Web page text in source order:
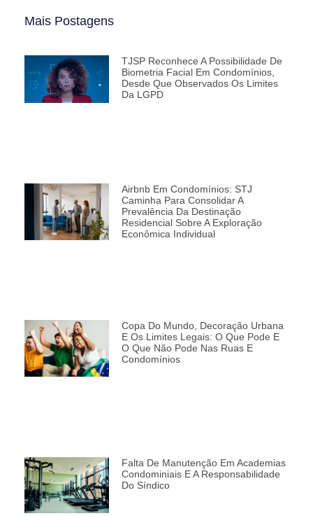
Mais Postagens
TJSP Reconhece A Possibilidade De
Biometria Facial Em Condomínios,
Desde Que Observados Os Limites
Da LGPD
Airbnb Em Condomínios: STJ
Caminha Para Consolidar A
Prevalência Da Destinação
Residencial Sobre A Exploração
Econômica Individual
Copa Do Mundo, Decoração Urbana
E Os Limites Legais: O Que Pode E
O Que Não Pode Nas Ruas E
Condomínios
Falta De Manutenção Em Academias
Condominiais E A Responsabilidade
Do Síndico